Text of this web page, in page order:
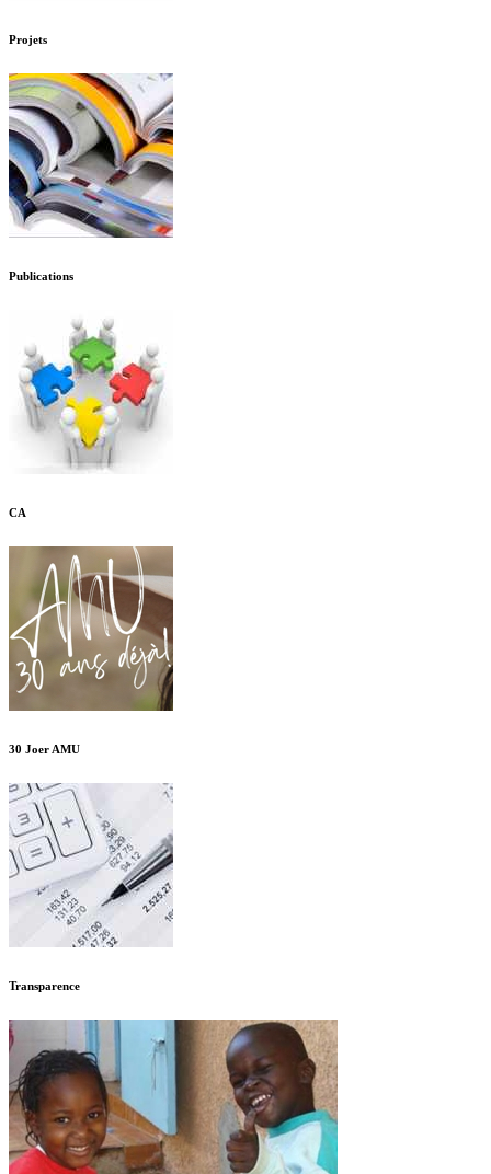
Projets
Publications
CA
30 Joer AMU
Transparence